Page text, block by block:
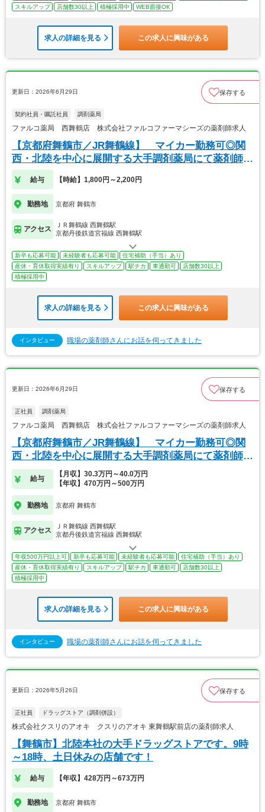
スキルアップ
店舗数30以上 積極採用中 WEB面接OK
求人の詳細を見る この求人に興味がある
更新日：2026年6月29日 保存する
契約社員・嘱託社員 調剤薬局
ファルコ薬局 西舞鶴店 株式会社ファルコファーマシーズの薬剤師求人
【京都府舞鶴市／JR舞鶴線】 マイカー勤務可◎関
西・北陸を中心に展開する大手調剤薬局にて薬剤師の
募集
給与 【時給】1,800円～2,200円
勤務地 京都府 舞鶴市
アクセス
ＪＲ舞鶴線 西舞鶴駅
京都丹後鉄道宮福線 西舞鶴駅
新卒も応募可能 未経験者も応募可能
住宅補助（手当）あり
産休・育休取得実績有り
スキルアップ 駅チカ 車通勤可
店舗数30以上
積極採用中
求人の詳細を見る この求人に興味がある
インタビュー 職場の薬剤師さんにお話を伺ってきました
更新日：2026年6月29日 保存する
正社員 調剤薬局
ファルコ薬局 西舞鶴店 株式会社ファルコファーマシーズの薬剤師求人
【京都府舞鶴市／JR舞鶴線】 マイカー勤務可◎関
西・北陸を中心に展開する大手調剤薬局にて薬剤師の
募集
給与
【月収】30.3万円～40.0万円
【年収】470万円～500万円
勤務地 京都府 舞鶴市
アクセス
ＪＲ舞鶴線 西舞鶴駅
京都丹後鉄道宮福線 西舞鶴駅
年収500万円以上可 新卒も応募可能 未経験者も応募可能
住宅補助（手当）あり
産休・育休取得実績有り
スキルアップ 駅チカ 車通勤可
店舗数30以上
積極採用中
求人の詳細を見る この求人に興味がある
インタビュー 職場の薬剤師さんにお話を伺ってきました
更新日：2026年5月26日 保存する
正社員 ドラッグストア（調剤併設）
株式会社クスリのアオキ クスリのアオキ 東舞鶴駅前店の薬剤師求人
【舞鶴市】北陸本社の大手ドラッグストアです。9時
～18時、土日休みの店舗です！
給与 【年収】428万円～673万円
勤務地 京都府 舞鶴市